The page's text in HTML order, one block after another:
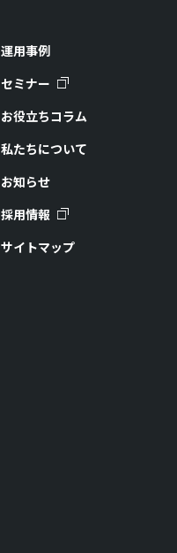
運用事例
セミナー
お役立ちコラム
私たちについて
お知らせ
採用情報
サイトマップ